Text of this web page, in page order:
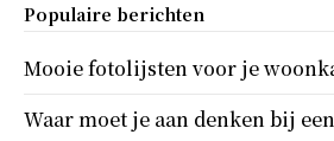
Populaire berichten
Mooie fotolijsten voor je
Waar moet je aan denken bij